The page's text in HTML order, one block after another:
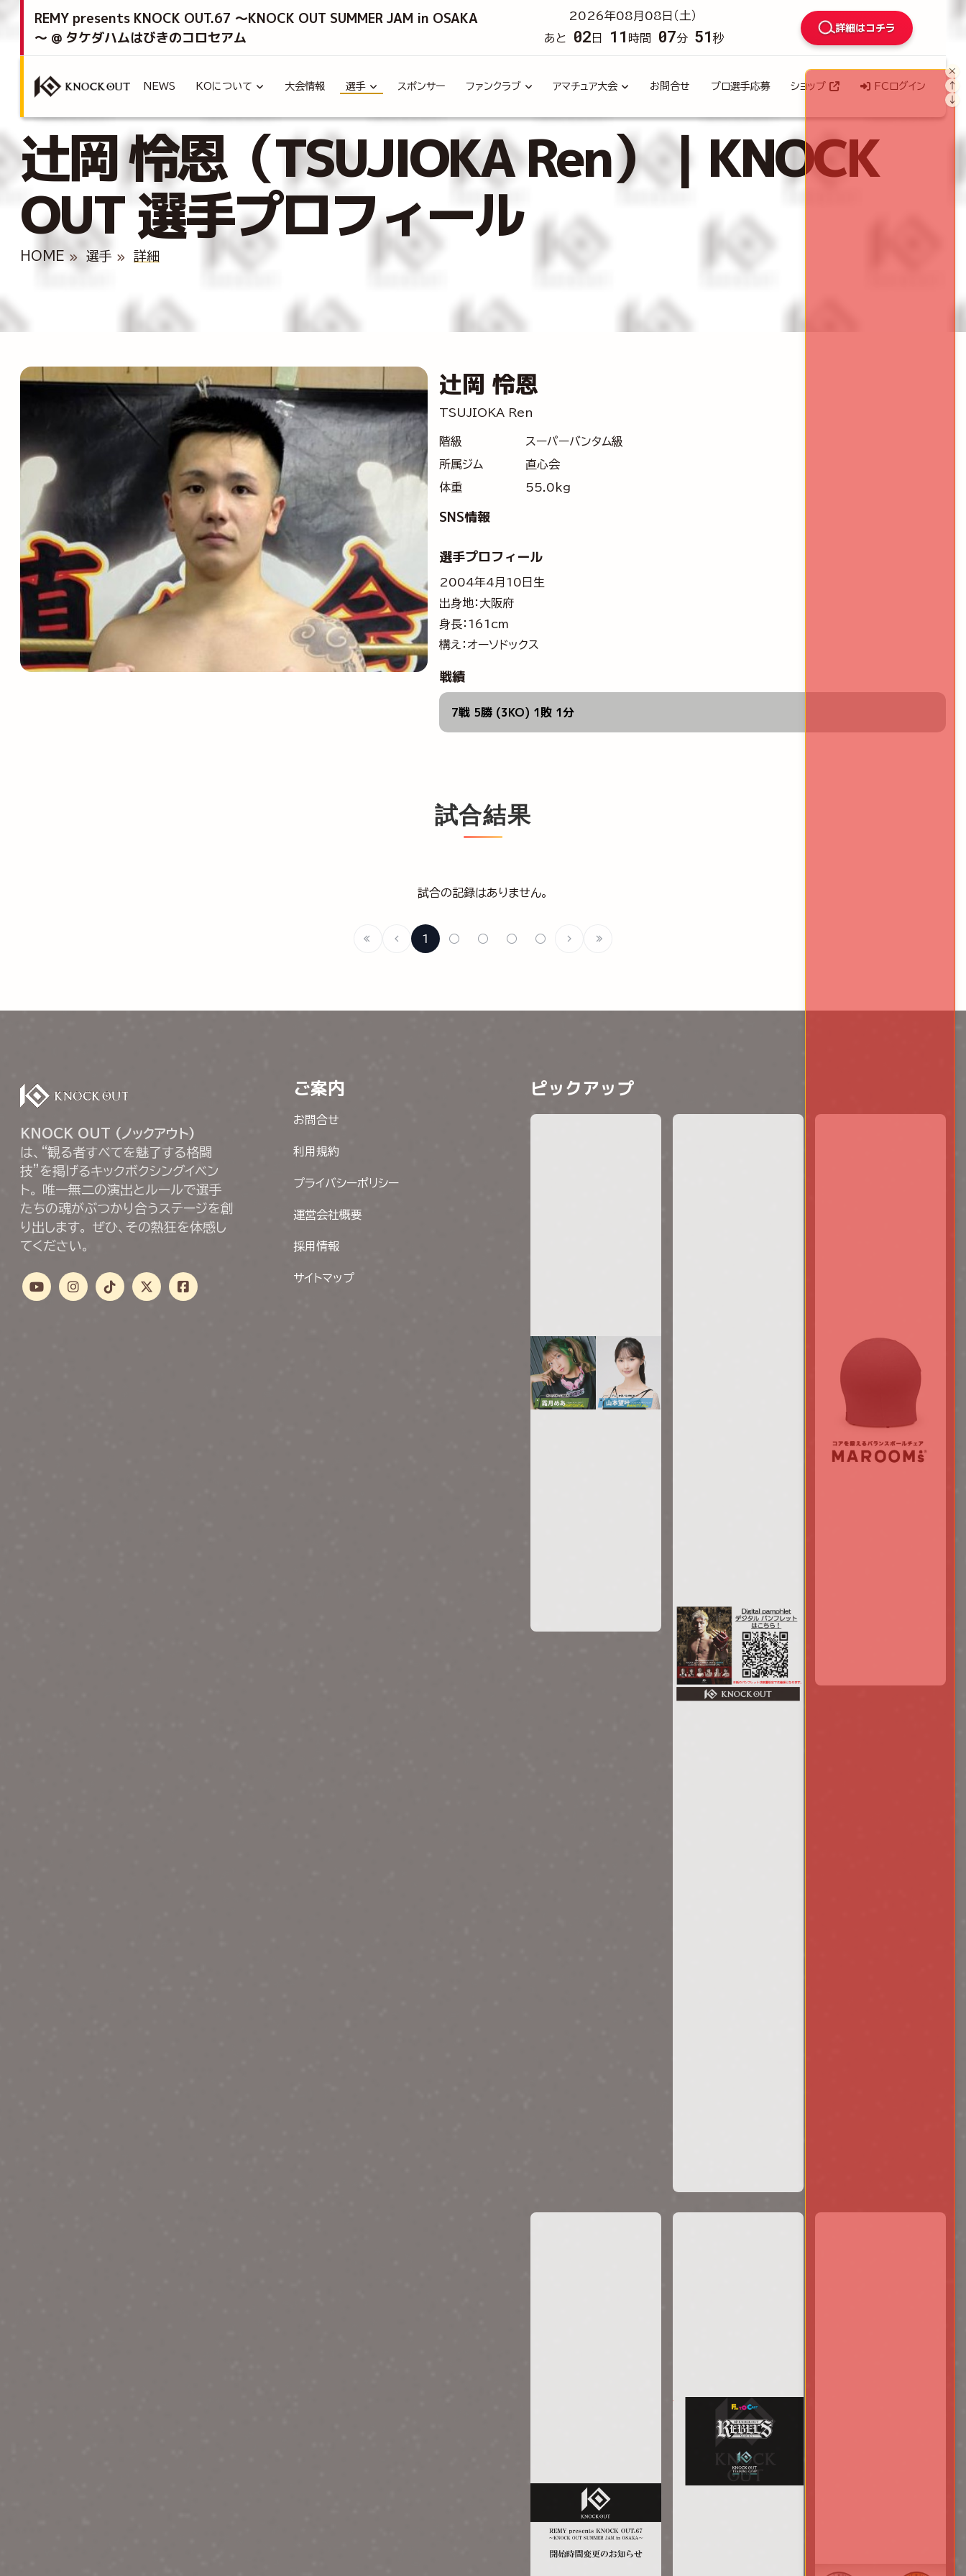
REMY presents KNOCK OUT.67 ～KNOCK OUT SUMMER JAM in OSAKA
～ @ タケダハムはびきのコロセアム
2026年08月08日（土）
あと
02 日 11 時間 07分 50 秒
詳細はコチラ
NEWS KOについて 大会情報 選手 スポンサー ファンクラブ アマチュア大会 お問合せ プロ選手応募 ショップ FCログイン
辻岡 怜恩（TSUJIOKA Ren）｜KNOCK
OUT 選手プロフィール
HOME 選手 詳細
辻岡 怜恩
TSUJIOKA Ren
階級
スーパーバンタム級
所属ジム
直心会
体重
55.0kg
SNS情報
選手プロフィール
2004年4月10日生
出身地：大阪府
身長：161cm
構え：オーソドックス
戦績
7戦 5勝 (3KO) 1敗 1分
試合結果
試合の記録はありません。
1 ○ ○ ○ ○
KNOCK OUT (ノックアウト)
は、“観る者すべてを魅了する格闘
技”を掲げるキックボクシングイベン
ト。 唯一無二の演出とルールで選手
たちの魂がぶつかり合うステージを創
り出します。 ぜひ、その熱狂を体感し
てください。
ご案内
お問合せ
利用規約
プライバシーポリシー
運営会社概要
採用情報
サイトマップ
ピックアップ
×
↑
↓